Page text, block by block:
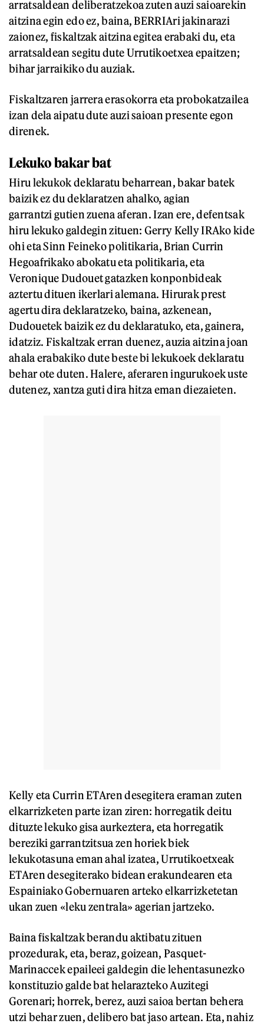
arratsaldean deliberatzekoa zuten auzi saioarekin
aitzina egin edo ez, baina, BERRIAri jakinarazi
zaionez, fiskaltzak aitzina egitea erabaki du, eta
arratsaldean segitu dute Urrutikoetxea epaitzen;
bihar jarraikiko du auziak.
Fiskaltzaren jarrera erasokorra eta probokatzailea
izan dela aipatu dute auzi saioan presente egon
direnek.
Lekuko bakar bat
Hiru lekukok deklaratu beharrean, bakar batek
baizik ez du deklaratzen ahalko, agian
garrantzi gutien zuena aferan. Izan ere, defentsak
hiru lekuko galdegin zituen: Gerry Kelly IRAko kide
ohi eta Sinn Feineko politikaria, Brian Currin
Hegoafrikako abokatu eta politikaria, eta
Veronique Dudouet gatazken konponbideak
aztertu dituen ikerlari alemana. Hirurak prest
agertu dira deklaratzeko, baina, azkenean,
Dudouetek baizik ez du deklaratuko, eta, gainera,
idatziz. Fiskaltzak erran duenez, auzia aitzina joan
ahala erabakiko dute beste bi lekukoek deklaratu
behar ote duten. Halere, aferaren ingurukoek uste
dutenez, xantza guti dira hitza eman diezaieten.
Kelly eta Currin ETAren desegitera eraman zuten
elkarrizketen parte izan ziren: horregatik deitu
dituzte lekuko gisa aurkeztera, eta horregatik
bereziki garrantzitsua zen horiek biek
lekukotasuna eman ahal izatea, Urrutikoetxeak
ETAren desegiterako bidean erakundearen eta
Espainiako Gobernuaren arteko elkarrizketetan
ukan zuen «leku zentrala» agerian jartzeko.
Baina fiskaltzak berandu aktibatu zituen
prozedurak, eta, beraz, goizean, Pasquet-
Marinaccek epaileei galdegin die lehentasunezko
konstituzio galde bat helarazteko Auzitegi
Gorenari; horrek, berez, auzi saioa bertan behera
utzi behar zuen, delibero bat jaso artean. Eta, nahiz